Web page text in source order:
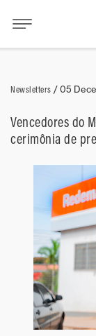
Newsletters /05
Vencedores do
cerimônia de